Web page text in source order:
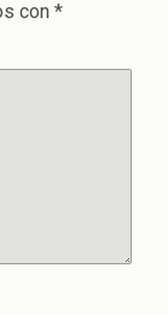
con *